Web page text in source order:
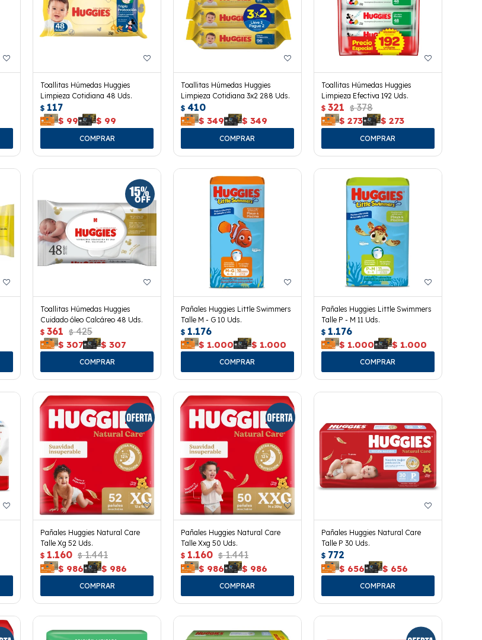
Toallitas Húmedas Huggies
Limpieza Cotidiana 48 Uds.
$ 117
$ 99 $ 99
Toallitas Húmedas Huggies
Limpieza Cotidiana 3x2 288 Uds.
$ 410
$ 349 $ 349
Toallitas Húmedas Huggies
Limpieza Efectiva 192 Uds.
$ 321 $ 378
$ 273 $ 273
Toallitas Húmedas Huggies
Cuidado óleo Calcáreo 48 Uds.
$ 361 $ 425
$ 307 $ 307
Pañales Huggies Little Swimmers
Talle M - G 10 Uds.
$ 1.176
$ 1.000 $ 1.000
Pañales Huggies Little Swimmers
Talle P - M 11 Uds.
$ 1.176
$ 1.000 $ 1.000
Pañales Huggies Natural Care
Talle Xg 52 Uds.
$ 1.160 $ 1.441
$ 986 $ 986
Pañales Huggies Natural Care
Talle Xxg 50 Uds.
$ 1.160 $ 1.441
$ 986 $ 986
Pañales Huggies Natural Care
Talle P 30 Uds.
$ 772
$ 656 $ 656